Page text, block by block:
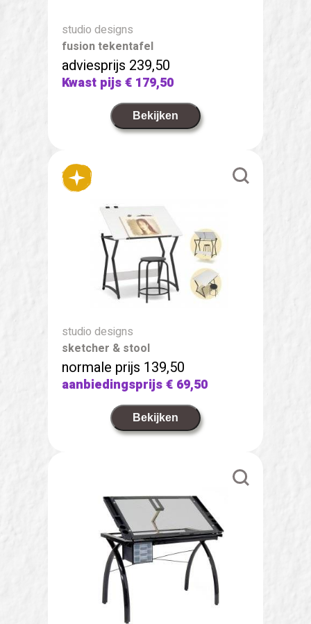
studio designs
fusion tekentafel
adviesprijs 239,50
Kwast pijs€ 179,50
Bekijken
studio designs
sketcher & stool
normale prijs 139,50
aanbiedingsprijs€ 69,50
Bekijken